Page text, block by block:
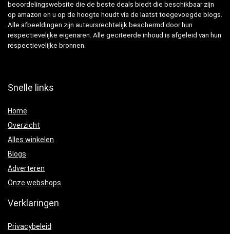
beoordelingswebsite die de beste deals biedt die beschikbaar zijn
op amazon en u op de hoogte houdt via de laatst toegevoegde blogs.
Alle afbeeldingen zijn auteursrechtelijk beschermd door hun
respectievelijke eigenaren. Alle geciteerde inhoud is afgeleid van hun
respectievelijke bronnen.
Snelle links
Home
Overzicht
Alles winkelen
Blogs
Adverteren
Onze webshops
Verklaringen
Privacybeleid